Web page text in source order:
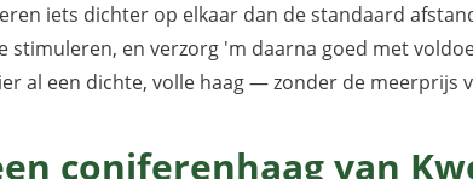
iets dichter op elkaar dan de standaard
stimuleren, en verzorg 'm daarna goed met
al een dichte, volle haag — zonder de meerprijs
coniferenhaag van